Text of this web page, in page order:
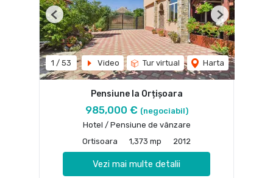
1 / 53 Video Tur virtual Harta
Previous Next
Pensiune la Orțișoara
985,000 € (negociabil)
Hotel / Pensiune de vânzare
Ortisoara
1,373 mp 2012
Vezi mai multe detalii